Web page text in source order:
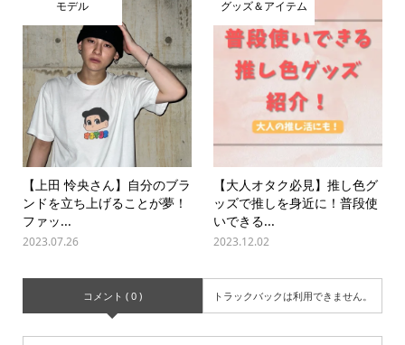
モデル
【上田 怜央さん】自分のブラ
ンドを立ち上げることが夢！
ファッ...
2023.07.26
グッズ＆アイテム
【大人オタク必見】推し色グ
ッズで推しを身近に！普段使
いできる...
2023.12.02
コメント ( 0 ) トラックバックは利用できません。